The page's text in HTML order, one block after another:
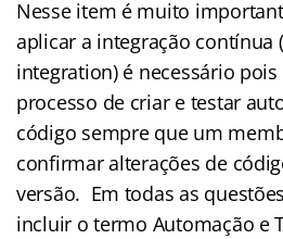
Nesse item é muito
aplicar a integração contínua
integration) é necessário
processo de criar e testar
código sempre que um
confirmar alterações de
versão. Em todas as
incluir o termo Automação e